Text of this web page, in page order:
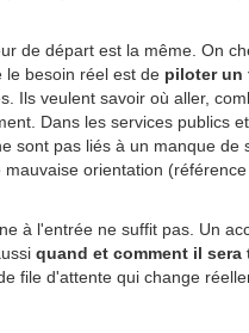
de départ est la même. On
le besoin réel est de piloter un
Ils veulent savoir où aller,
Dans les services publics
sont pas liés à un manque de
orientation
à l'entrée ne suffit pas. Un
quand et comment il sera
file d'attente qui change